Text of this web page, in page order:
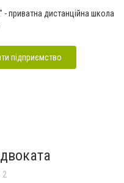
- приватна дистанційна школа
підприємство
2